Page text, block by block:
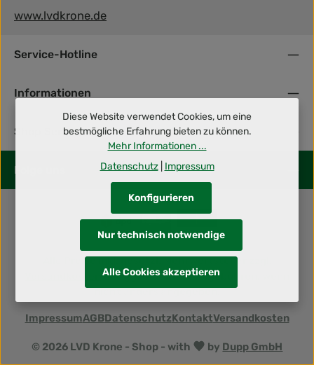
www.lvdkrone.de
Service-Hotline
Informationen
Shop Service
Folge uns
Alle Preise inkl. gesetzl. Mehrwertsteuer zzgl.
und ggf. Nachnahmegebühren, wenn
nicht anders angegeben.
© 2026 LVD Krone - Shop - with by Dupp GmbH
ImpressumAGBDatenschutzKontaktVersandkosten
Diese Website verwendet Cookies, um eine
bestmögliche Erfahrung bieten zu können.
Mehr Informationen ...
Datenschutz| Impressum
Nur technisch notwendige
Konfigurieren
Alle Cookies akzeptieren